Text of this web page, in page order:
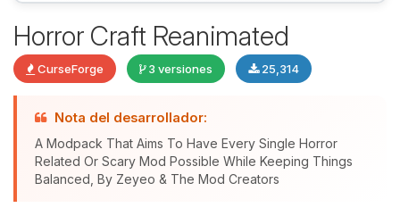
Horror Craft Reanimated
CurseForge 3 versiones 25,314
Nota del desarrollador:
A Modpack That Aims To Have Every Single Horror
Related Or Scary Mod Possible While Keeping Things
Balanced, By Zeyeo & The Mod Creators
Yupi, por fin alguien con quien
hablar! Soy Choupy, tu pequeno
asistente de BoxToPlay. Cuentame